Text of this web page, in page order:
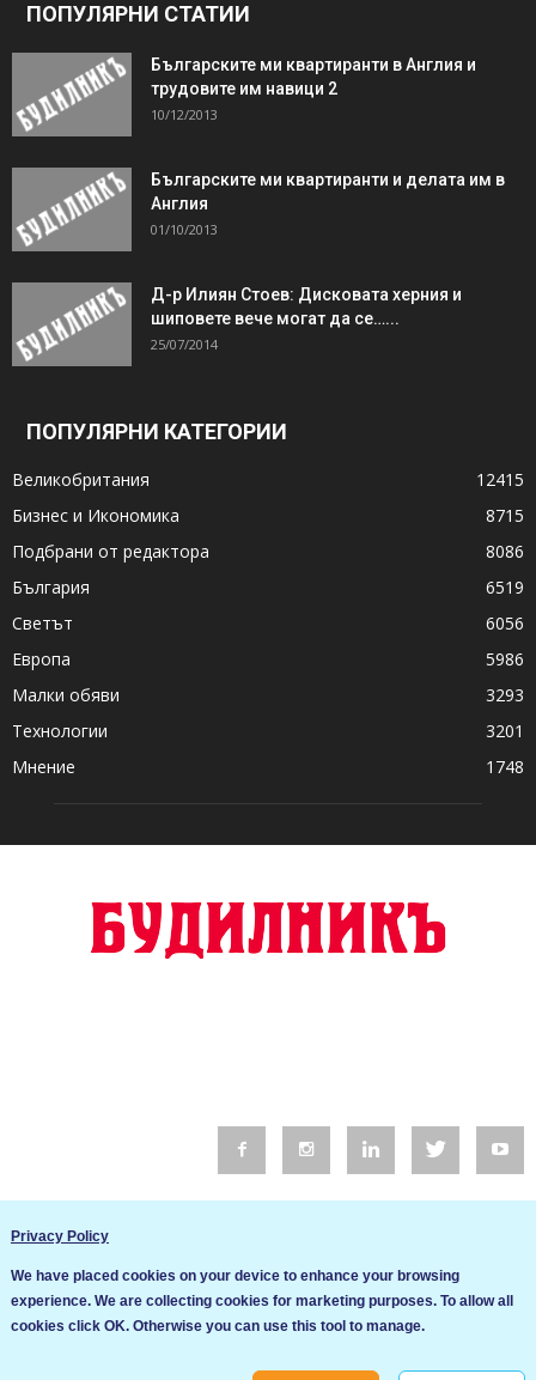
ПОПУЛЯРНИ СТАТИИ
Българските ми квартиранти в Англия и
трудовите им навици 2
10/12/2013
Българските ми квартиранти и делата им в
Англия
01/10/2013
Д-р Илиян Стоев: Дисковата херния и
шиповете вече могат да се…...
25/07/2014
ПОПУЛЯРНИ КАТЕГОРИИ
Великобритания
12415
Бизнес и Икономика
8715
Подбрани от редактора
8086
България
6519
Светът
6056
Европа
5986
Малки обяви
3293
Технологии
3201
Мнение
1748
Общи условия
Privacy Policy
We have placed cookies on your device to enhance your browsing
experience. We are collecting cookies for marketing purposes. To allow all
cookies click OK. Otherwise you can use this tool to manage.
Ние използваме бисквитки за да подобрим услугите си. Ако
продължите да посещавате този сайт, ние приемаме, че се